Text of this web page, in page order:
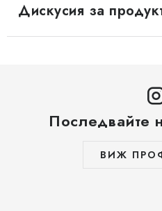
Дискусия за
Последвайте
ВИЖ